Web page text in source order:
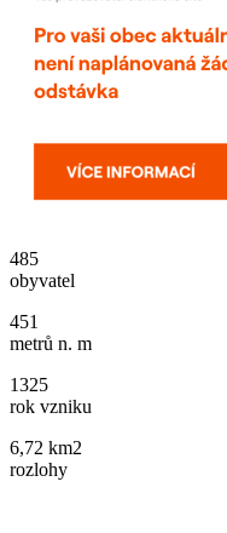
485
obyvatel
451
metrů n. m
1325
rok vzniku
6,72 km2
rozlohy